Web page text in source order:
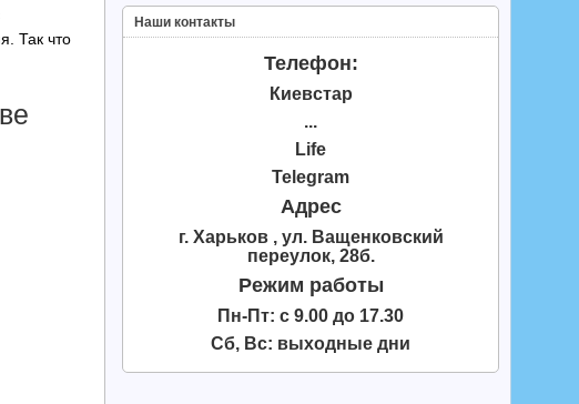
Так что
Наши контакты
Телефон:
Киевстар
...
Life
Telegram
Адрес
г. Харьков , ул. Ващенковский
переулок, 28б.
Режим работы
Пн-Пт: с 9.00 до 17.30
Сб, Вс: выходные дни